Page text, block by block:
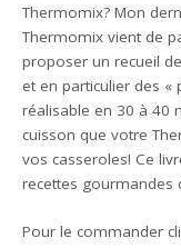
Thermomix? Mon
Thermomix vient de
proposer un recueil
et en particulier des «
réalisable en 30 à 40
cuisson que votre
vos casseroles! Ce
recettes gourmandes
Pour le commander